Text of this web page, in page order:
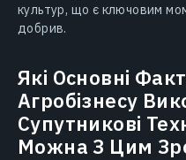
культур, що є ключовим
добрив.
Які Основні
Агробізнесу
Супутникові
Можна З Цим